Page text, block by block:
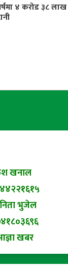
४ करोड ३८
खनाल
भुजेल
खबर